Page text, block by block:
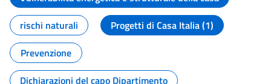
rischi naturali
Progetti di Casa Italia (1)
Prevenzione
Dichiarazioni del capo Dipartimento